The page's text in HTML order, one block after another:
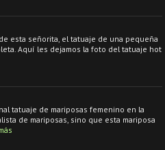
esta señorita, el tatuaje de una pequeña
Aquí les dejamos la foto del tatuaje hot
tatuaje de mariposas femenino en la
de mariposas, sino que esta mariposa